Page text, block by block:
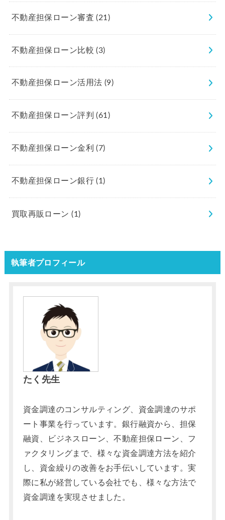
不動産担保ローン審査(21)
不動産担保ローン比較(3)
不動産担保ローン活用法 (9)
不動産担保ローン評判(61)
不動産担保ローン金利(7)
不動産担保ローン銀行(1)
買取再販ローン(1)
執筆者プロフィール
たく先生
資金調達のコンサルティング、資金調達のサポ
ート事業を行っています。銀行融資から、担保
融資、ビジネスローン、不動産担保ローン、フ
ァクタリングまで、様々な資金調達方法を紹介
し、資金繰りの改善をお手伝いしています。実
際に私が経営している会社でも、様々な方法で
資金調達を実現させました。